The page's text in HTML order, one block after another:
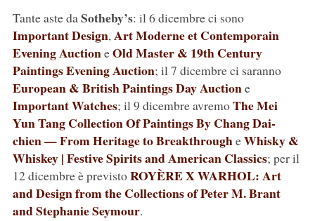
Tante aste daSotheby’s: il 6 dicembre ci sono
Important Design,Art Moderne et Contemporain
Evening AuctioneOld Master & 19th Century
Paintings Evening Auction; il 7 dicembre ci saranno
European & British Paintings Day Auctione
Important Watches; il 9 dicembre avremoThe Mei
Yun Tang Collection Of Paintings By Chang Dai-
chien — From Heritage to BreakthrougheWhisky &
Whiskey | Festive Spirits and American Classics; per il
12 dicembre è previstoROYÈRE X WARHOL: Art
and Design from the Collections of Peter M. Brant
and Stephanie Seymour.